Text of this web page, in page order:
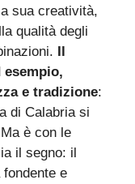
sua creatività,
qualità degli
Il
esempio,
e tradizione:
di Calabria si
è con le
il segno: il
e